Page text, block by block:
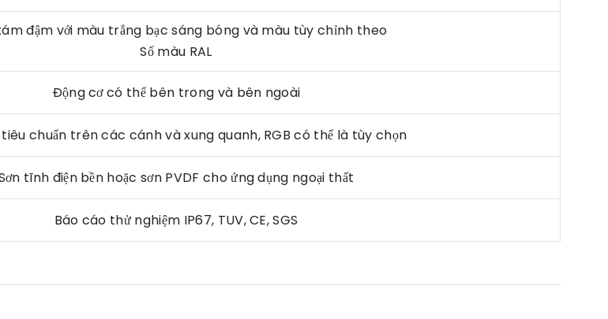
đậm với màu trắng bạc sáng bóng và màu tùy chỉnh theo
Số màu RAL
Động cơ có thể bên trong và bên ngoài
tiêu chuẩn trên các cánh và xung quanh, RGB có thể là tùy chọn
tĩnh điện bền hoặc sơn PVDF cho ứng dụng ngoại thất
Báo cáo thử nghiệm IP67, TUV, CE, SGS